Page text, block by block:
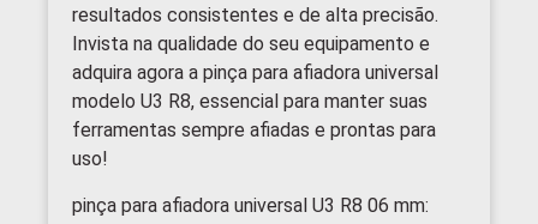
resultados consistentes e de alta precisão.
Invista na qualidade do seu equipamento e
adquira agora a pinça para afiadora universal
modelo U3 R8, essencial para manter suas
ferramentas sempre afiadas e prontas para
uso!
pinça para afiadora universal U3 R8 06 mm: